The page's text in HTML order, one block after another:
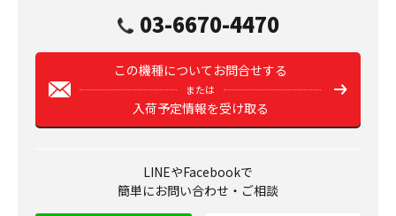
03-6670-4470
この機種についてお問合せする
または
入荷予定情報を受け取る
LINEやFacebookで
簡単にお問い合わせ・ご相談